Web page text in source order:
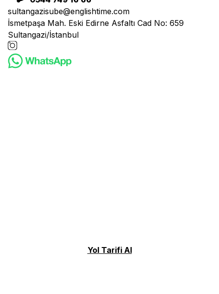
sultangazisube@englishtime.com
İsmetpaşa Mah. Eski Edirne Asfaltı Cad No: 659
Sultangazi/İstanbul
Yol Tarifi Al